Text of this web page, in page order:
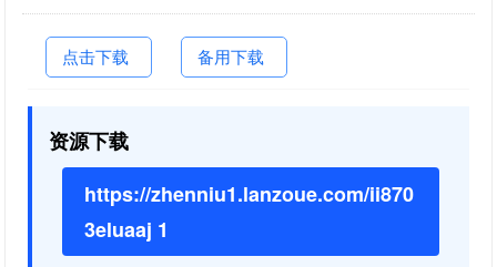
点击下载 备用下载
资源下载
https://zhenniu1.lanzoue.com/ii870
3eluaaj 1